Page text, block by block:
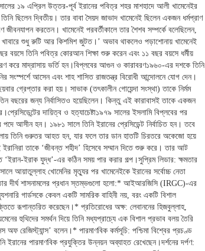
১৯ এপ্রিল উত্তর-পূর্ব ইরানের পবিত্র শহর মাশহাদে আলী খামেনেইর
ছিলেন দ্বিতীয়। তার বাবা সৈয়দ জাভাদ খামেনেই ছিলেন একজন ধর্মপ্রাণ
করতেন। খামেনেই পরবর্তীকালে তার শৈশব সম্পর্কে বলেছিলেন,
খাবারে শুধু রুটি আর কিশমিশ জুটত।’ অভাব থাকলেও পড়াশোনায় খামেনেই
বয়সে তিনি পবিত্র কোরআন শিক্ষা শুরু করেন এবং ১১ বছর বয়সে ধর্মীয়
করে মাদ্রাসায় ভর্তি হন।বিপ্লবের আগুন ও কারাবরণ১৯৬০-এর দশকে তিনি
সংস্পর্শে আসেন এবং শাহ শাসিত রাজতন্ত্র বিরোধী আন্দোলনে যোগ দেন।
গ্রেপ্তার করা হয়। সাভাক (তৎকালীন গোয়েন্দা সংস্থা) তাকে নির্মম
বছরের জন্য নির্বাসিতও হয়েছিলেন। কিন্তু এই কারাবাসই তাকে একজন
দায়িত্ব ও হত্যাচেষ্টা১৯৭৯ সালের ইসলামি বিপ্লবের পর
আসীন হন। ১৯৮১ সালে তিনি ইরানের প্রেসিডেন্ট নির্বাচিত হন। তবে
তিনি গুরুতর আহত হন, যার ফলে তার ডান হাতটি চিরতরে অকেজো হয়ে
তাকে ‘জীবন্ত শহীদ’ হিসেবে সম্মান দিতে শুরু করে। তার আট
‘ইরান-ইরাক যুদ্ধ’-এর কঠিন সময় পার করার গল্প।সুপ্রিম লিডার: ক্ষমতার
আয়াতুল্লাহ খোমেনির মৃত্যুর পর খামেনেইকে ইরানের সর্বোচ্চ নেতা
তার দীর্ঘ শাসনামলের প্রধান স্তম্ভগুলো হলো:* আইআরজিসি (IRGC)-এর
গার্ডসকে কেবল একটি সামরিক বাহিনী নয়, বরং একটি বিশাল
রূপান্তরিত করেছেন।* প্রতিরোধের অক্ষ: লেবাননের হিজবুল্লাহ,
হুথিদের সমর্থন দিয়ে তিনি মধ্যপ্রাচ্যে এক বিশাল প্রভাব বলয় তৈরি
অফ রেজিস্ট্যান্স’ বলেন।* পারমাণবিক কর্মসূচি: পশ্চিমা বিশ্বের প্রচণ্ড
ইরানের পারমাণবিক প্রযুক্তির উন্নয়ন অব্যাহত রেখেছেন।দর্শনের দর্পণ: